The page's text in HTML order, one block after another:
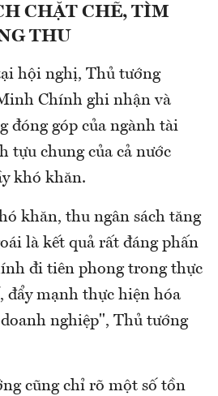
CHẶT CHẼ, TÌM
THU
hội nghị, Thủ tướng
Chính ghi nhận và
đóng góp của ngành tài
tựu chung của cả nước
khó khăn.
khăn, thu ngân sách tăng
là kết quả rất đáng phấn
đi tiên phong trong thực
đẩy mạnh thực hiện hóa
nghiệp", Thủ tướng
cũng chỉ rõ một số tồn